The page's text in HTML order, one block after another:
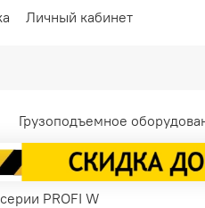
Личный кабинет
Грузоподъемное
PROFI W